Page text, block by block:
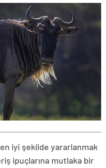
iyi şekilde yararlanmak
ipuçlarına mutlaka bir